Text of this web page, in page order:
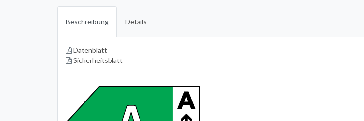
Beschreibung Details
Datenblatt
Sicherheitsblatt